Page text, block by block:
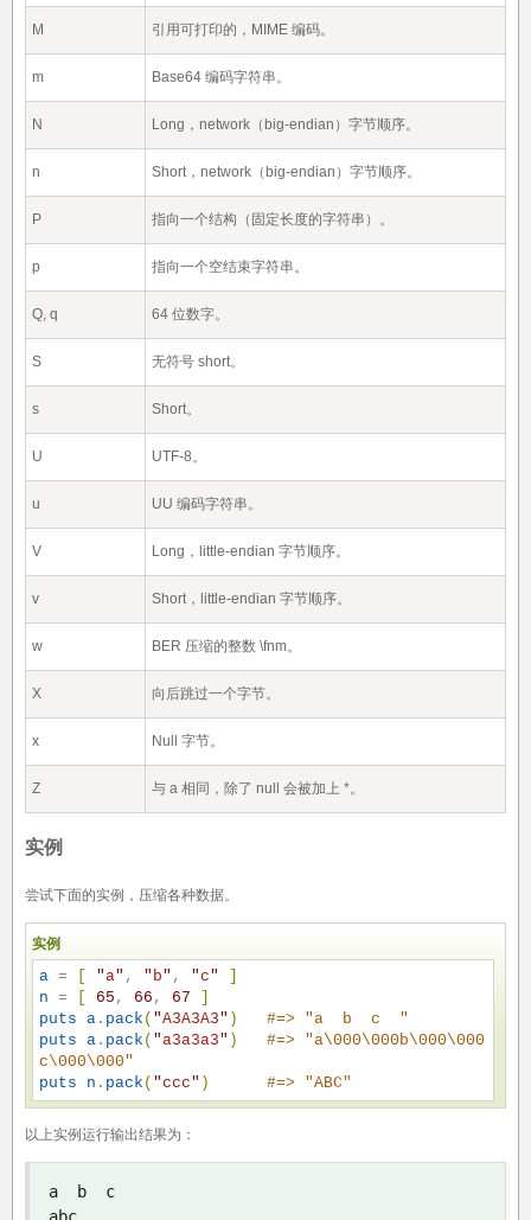
M 引用可打印的，MIME 编码。
m Base64 编码字符串。
N Long，network（big-endian）字节顺序。
n Short，network（big-endian）字节顺序。
P 指向一个结构（固定长度的字符串）。
p 指向一个空结束字符串。
Q, q 64 位数字。
S 无符号 short。
s Short。
U UTF-8。
u UU 编码字符串。
V Long，little-endian 字节顺序。
v Short，little-endian 字节顺序。
w BER 压缩的整数 \fnm。
X 向后跳过一个字节。
x Null 字节。
Z 与 a 相同，除了 null 会被加上 *。
实例
尝试下面的实例，压缩各种数据。
实例
a = "a" , " b" , "c"
n = 65 , 66 , 67
puts a . pack ( "A3A3A3" ) #=> "a  b  c  "
puts a . pack ( "a3a3a3" ) #=> "a\000\000b\000\000
c\000\000"
puts
n . pack ( "ccc" ) #=> "ABC"
以上实例运行输出结果为：
a  b  c